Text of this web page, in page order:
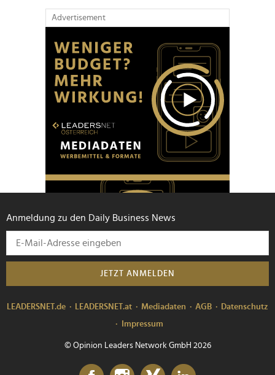
Advertisement
Anmeldung zu den Daily Business News
JETZT ANMELDEN
LEADERSNET.de LEADERSNET.at Mediadaten AGB
Datenschutz
Impressum
© Opinion Leaders Network GmbH 2026